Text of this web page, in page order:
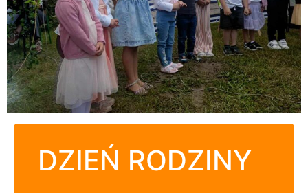
DZIEŃ RODZINY